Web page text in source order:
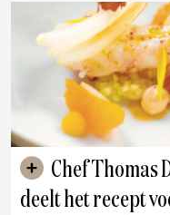
deelt het recept